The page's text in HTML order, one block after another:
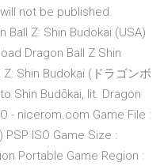
not be published.
Ball Z: Shin Budokai (USA)
Dragon Ball Z Shin
Z: Shin Budokai (ドラゴンボ
Shin Budōkai, lit. Dragon
- nicerom.com Game File :
PSP ISO Game Size :
Portable Game Region :